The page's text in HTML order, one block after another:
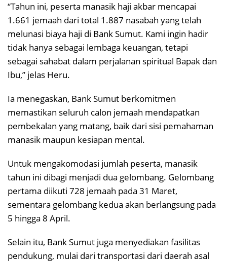
“Tahun ini, peserta manasik haji akbar mencapai
1.661 jemaah dari total 1.887 nasabah yang telah
melunasi biaya haji di Bank Sumut. Kami ingin hadir
tidak hanya sebagai lembaga keuangan, tetapi
sebagai sahabat dalam perjalanan spiritual Bapak dan
Ibu,” jelas Heru.
Ia menegaskan, Bank Sumut berkomitmen
memastikan seluruh calon jemaah mendapatkan
pembekalan yang matang, baik dari sisi pemahaman
manasik maupun kesiapan mental.
Untuk mengakomodasi jumlah peserta, manasik
tahun ini dibagi menjadi dua gelombang. Gelombang
pertama diikuti 728 jemaah pada 31 Maret,
sementara gelombang kedua akan berlangsung pada
5 hingga 8 April.
Selain itu, Bank Sumut juga menyediakan fasilitas
pendukung, mulai dari transportasi dari daerah asal